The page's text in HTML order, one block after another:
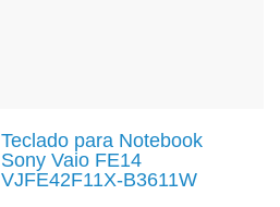
Teclado para Notebook
Sony Vaio FE14
VJFE42F11X-B3611W